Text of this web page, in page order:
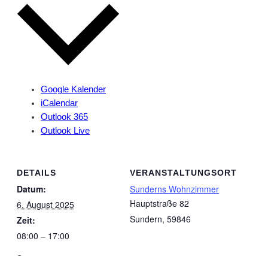
Google Kalender
iCalendar
Outlook 365
Outlook Live
DETAILS
Datum:
6. August 2025
Zeit:
08:00 – 17:00
VERANSTALTUNGSORT
Sunderns Wohnzimmer
Hauptstraße 82
Sundern, 59846